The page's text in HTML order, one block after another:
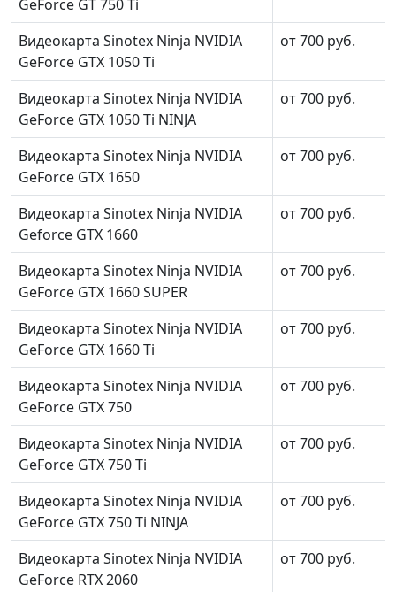
GeForce GT 750 Ti
Видеокарта Sinotex Ninja NVIDIA
GeForce GTX 1050 Ti
от 700 руб.
Видеокарта Sinotex Ninja NVIDIA
GeForce GTX 1050 Ti NINJA
от 700 руб.
Видеокарта Sinotex Ninja NVIDIA
GeForce GTX 1650
от 700 руб.
Видеокарта Sinotex Ninja NVIDIA
Geforce GTX 1660
от 700 руб.
Видеокарта Sinotex Ninja NVIDIA
GeForce GTX 1660 SUPER
от 700 руб.
Видеокарта Sinotex Ninja NVIDIA
GeForce GTX 1660 Ti
от 700 руб.
Видеокарта Sinotex Ninja NVIDIA
GeForce GTX 750
от 700 руб.
Видеокарта Sinotex Ninja NVIDIA
GeForce GTX 750 Ti
от 700 руб.
Видеокарта Sinotex Ninja NVIDIA
GeForce GTX 750 Ti NINJA
от 700 руб.
Видеокарта Sinotex Ninja NVIDIA
GeForce RTX 2060
от 700 руб.